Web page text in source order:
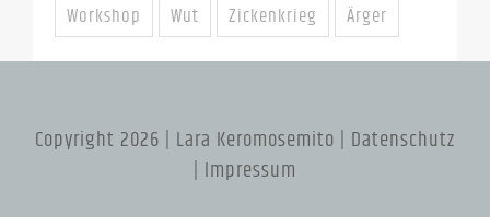
Workshop
Wut Zickenkrieg Ärger
Copyright 2026 | Lara Keromosemito | Datenschutz
| Impressum